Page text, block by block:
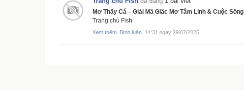
Mơ Thấy Cá – Giải Mã Giấc Mơ Tâm Linh & Cuộc Sống
Trang chủ Fish
Xem thêm Bình luận 14:31 ngày 29/07/2025